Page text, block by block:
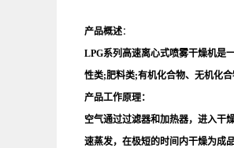
产品概述：
LPG系列高速离心式喷雾干燥机是
性类;肥料类;有机化合物、无机化
产品工作原理：
空气通过过滤器和加热器，进入干
速蒸发，在极短的时间内干燥为成